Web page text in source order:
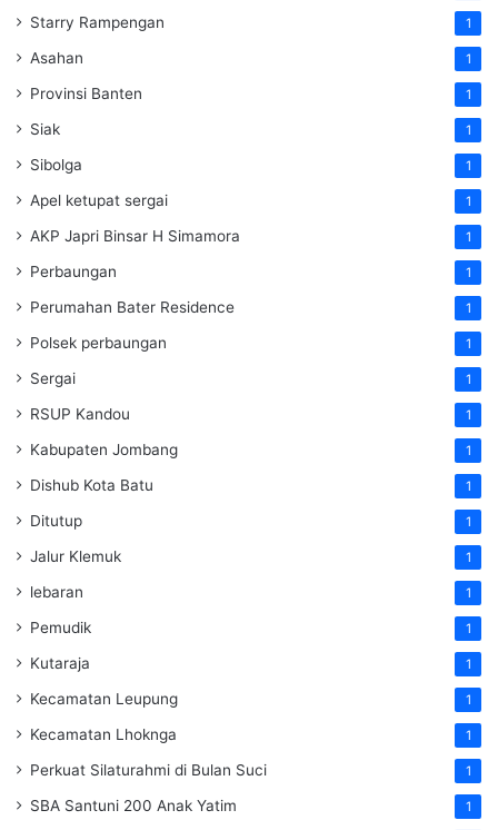
Starry Rampengan 1
Asahan 1
Provinsi Banten 1
Siak 1
Sibolga 1
Apel ketupat sergai 1
AKP Japri Binsar H Simamora 1
Perbaungan 1
Perumahan Bater Residence 1
Polsek perbaungan 1
Sergai 1
RSUP Kandou 1
Kabupaten Jombang 1
Dishub Kota Batu 1
Ditutup 1
Jalur Klemuk 1
lebaran 1
Pemudik 1
Kutaraja 1
Kecamatan Leupung 1
Kecamatan Lhoknga 1
Perkuat Silaturahmi di Bulan Suci 1
SBA Santuni 200 Anak Yatim 1